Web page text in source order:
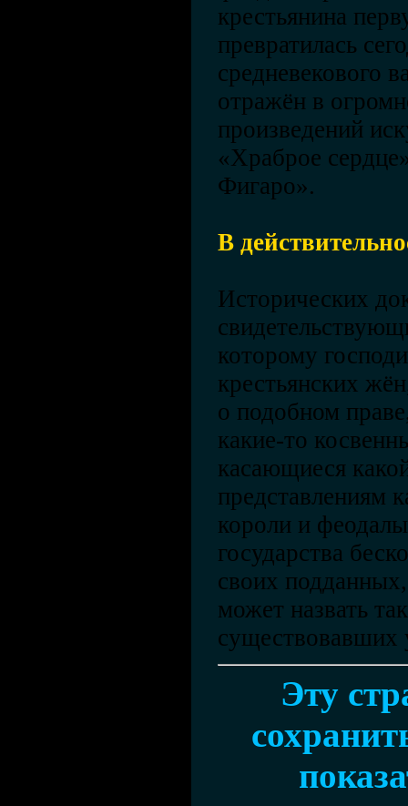
крестьянина
превратилась
средневекового
отражён в
произведений
«Храброе
Фигаро».
В
Исторических
которому
крестьянских
о подобном
какие-то
касающиеся
представлениям
короли и
государства
своих
может назвать
существовавших
Эту